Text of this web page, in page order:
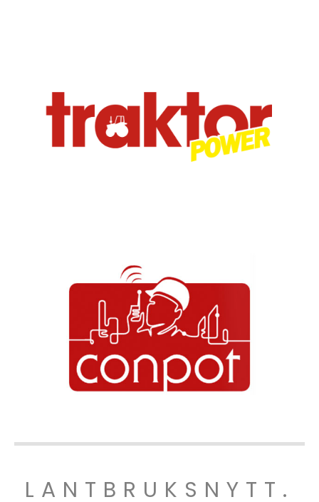
LANTBRUKSNYTT.